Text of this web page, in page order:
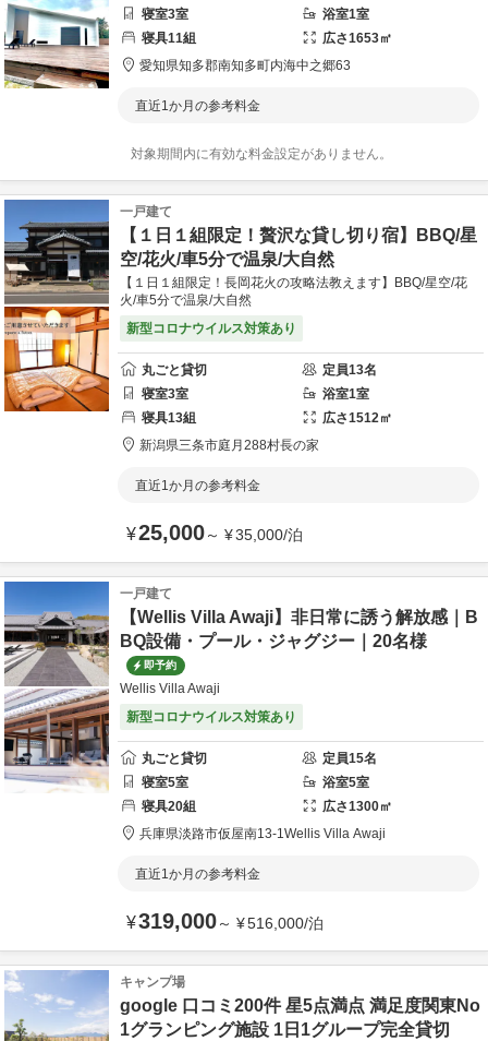
寝室3室 浴室1室
寝具11組 広さ1653㎡
愛知県知多郡南知多町内海中之郷63
直近1か月の参考料金
対象期間内に有効な料金設定がありません。
一戸建て
【１日１組限定！贅沢な貸し切り宿】BBQ/星
空/花火/車5分で温泉/大自然
【１日１組限定！長岡花火の攻略法教えます】BBQ/星空/花
火/車5分で温泉/大自然
新型コロナウイルス対策あり
丸ごと貸切 定員13名
寝室3室 浴室1室
寝具13組 広さ1512㎡
新潟県三条市庭月288村長の家
直近1か月の参考料金
¥25,000～ ¥35,000/泊
一戸建て
【Wellis Villa Awaji】非日常に誘う解放感｜B
BQ設備・プール・ジャグジー｜20名様
即予約
Wellis Villa Awaji
新型コロナウイルス対策あり
丸ごと貸切 定員15名
寝室5室 浴室5室
寝具20組 広さ1300㎡
兵庫県淡路市仮屋南13-1Wellis Villa Awaji
直近1か月の参考料金
¥319,000～ ¥516,000/泊
キャンプ場
google 口コミ200件 星5点満点 満足度関東No
1グランピング施設 1日1グループ完全貸切